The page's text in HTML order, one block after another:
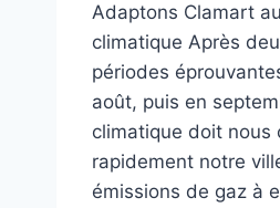
Adaptons Clamart
climatique Après
périodes
août, puis en
climatique doit nous
rapidement notre
émissions de gaz à